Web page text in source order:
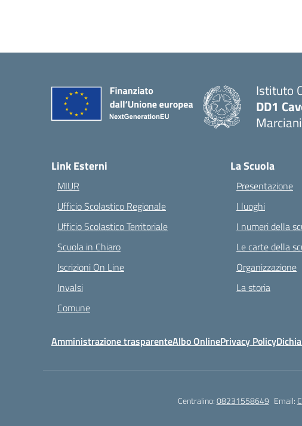
Istituto
DD1
Link Esterni
MIUR
Ufficio Scolastico Regionale
Ufficio Scolastico Territoriale
Scuola in Chiaro
Iscrizioni On Line
Invalsi
Comune
La Scuola
Presentazione
I luoghi
I numeri della
Le carte della
Organizzazione
La storia
Amministrazione trasparenteAlbo OnlinePrivacy Policy
Centralino:08231558649 Email: